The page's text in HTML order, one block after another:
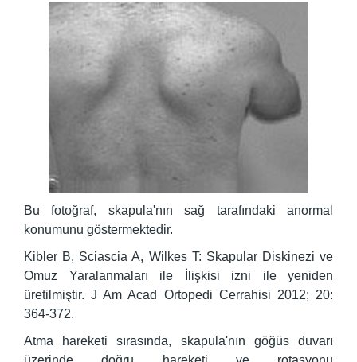
Bu fotoğraf, skapula'nın sağ tarafındaki anormal
konumunu göstermektedir.
Kibler B, Sciascia A, Wilkes T: Skapular Diskinezi ve
Omuz Yaralanmaları ile İlişkisi izni ile yeniden
üretilmiştir. J Am Acad Ortopedi Cerrahisi 2012; 20:
364-372.
Atma hareketi sırasında, skapula'nın göğüs duvarı